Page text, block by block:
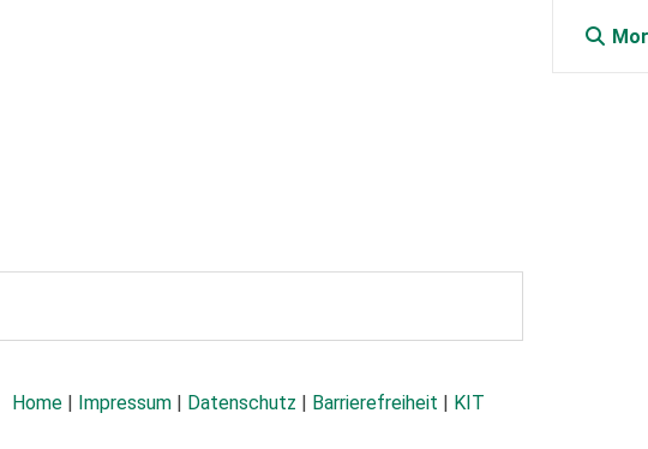
Home | Impressum | Datenschutz | Barrierefreiheit | KIT